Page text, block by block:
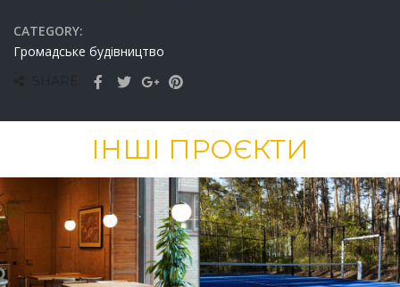
CATEGORY:
Громадське будівництво
ІНШІ ПРОЄКТИ
Будівництво
відкритого
падел-корту